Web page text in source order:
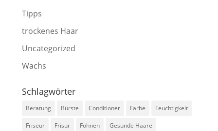
Tipps
trockenes Haar
Uncategorized
Wachs
Schlagwörter
Beratung Bürste Conditioner Farbe Feuchtigkeit
Friseur Frisur Föhnen Gesunde Haare